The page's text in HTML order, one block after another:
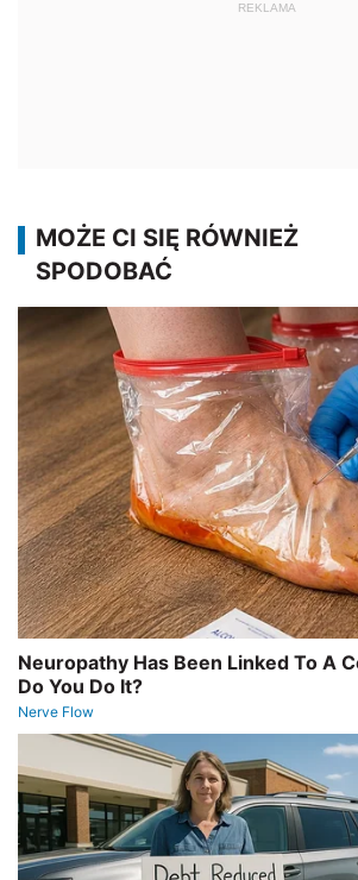
REKLAMA